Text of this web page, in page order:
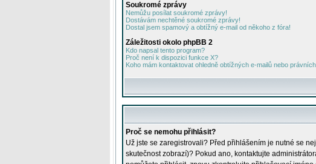
Soukromé zprávy
Nemůžu posílat soukromé zprávy!
Dostávám nechtěné soukromé zprávy!
Dostal jsem spamový a obtížný e-mail od někoho z fóra!
Záležitosti okolo phpBB 2
Kdo napsal tento program?
Proč není k dispozici funkce X?
Koho mám kontaktovat ohledně obtížných e-mailů nebo
Proč se nemohu přihlásit?
Už jste se zaregistrovali? Před přihlášením je nutné se
skutečnost zobrazí)? Pokud ano, kontaktujte